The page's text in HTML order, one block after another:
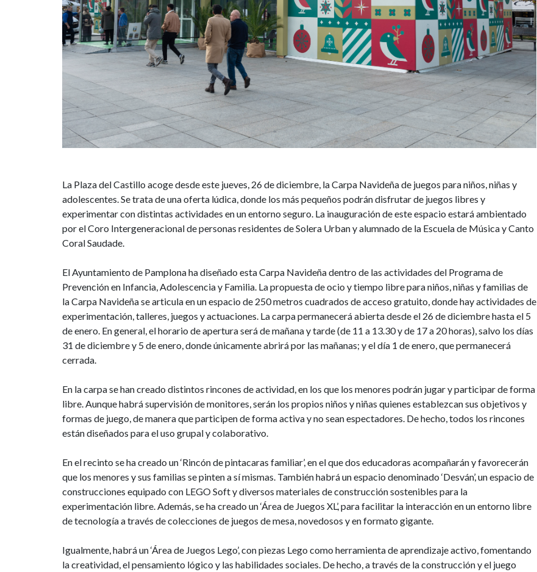
diversión
para
niños,
niñas
y
adolescentes
La Plaza del Castillo acoge desde este jueves, 26 de diciembre, la Carpa Navideña de juegos para niños, niñas y
adolescentes. Se trata de una oferta lúdica, donde los más pequeños podrán disfrutar de juegos libres y
experimentar con distintas actividades en un entorno seguro. La inauguración de este espacio estará ambientado
por el Coro Intergeneracional de personas residentes de Solera Urban y alumnado de la Escuela de Música y Canto
Coral Saudade.
El Ayuntamiento de Pamplona ha diseñado esta Carpa Navideña dentro de las actividades del Programa de
Prevención en Infancia, Adolescencia y Familia. La propuesta de ocio y tiempo libre para niños, niñas y familias de
la Carpa Navideña se articula en un espacio de 250 metros cuadrados de acceso gratuito, donde hay actividades de
experimentación, talleres, juegos y actuaciones. La carpa permanecerá abierta desde el 26 de diciembre hasta el 5
de enero. En general, el horario de apertura será de mañana y tarde (de 11 a 13.30 y de 17 a 20 horas), salvo los días
31 de diciembre y 5 de enero, donde únicamente abrirá por las mañanas; y el día 1 de enero, que permanecerá
cerrada.
En la carpa se han creado distintos rincones de actividad, en los que los menores podrán jugar y participar de forma
libre. Aunque habrá supervisión de monitores, serán los propios niños y niñas quienes establezcan sus objetivos y
formas de juego, de manera que participen de forma activa y no sean espectadores. De hecho, todos los rincones
están diseñados para el uso grupal y colaborativo.
En el recinto se ha creado un ‘Rincón de pintacaras familiar’, en el que dos educadoras acompañarán y favorecerán
que los menores y sus familias se pinten a sí mismas. También habrá un espacio denominado ‘Desván’, un espacio de
construcciones equipado con LEGO Soft y diversos materiales de construcción sostenibles para la
experimentación libre. Además, se ha creado un ‘Área de Juegos XL’, para facilitar la interacción en un entorno libre
de tecnología a través de colecciones de juegos de mesa, novedosos y en formato gigante.
Igualmente, habrá un ‘Área de Juegos Lego’, con piezas Lego como herramienta de aprendizaje activo, fomentando
la creatividad, el pensamiento lógico y las habilidades sociales. De hecho, a través de la construcción y el juego